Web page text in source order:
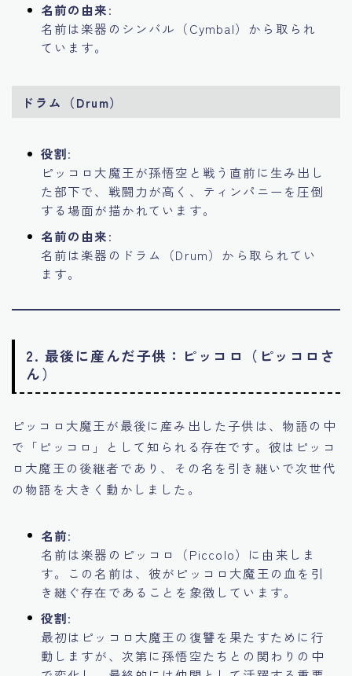
名前の由来:
名前は楽器のシンバル（Cymbal）から取られ
ています。
ドラム（Drum）
役割:
ピッコロ大魔王が孫悟空と戦う直前に生み出し
た部下で、戦闘力が高く、ティンパニーを圧倒
する場面が描かれています。
名前の由来:
名前は楽器のドラム（Drum）から取られてい
ます。
2. 最後に産んだ子供：ピッコロ（ピッコロさ
ん）
ピッコロ大魔王が最後に産み出した子供は、物語の中
で「ピッコロ」として知られる存在です。彼はピッコ
ロ大魔王の後継者であり、その名を引き継いで次世代
の物語を大きく動かしました。
名前:
名前は楽器のピッコロ（Piccolo）に由来しま
す。この名前は、彼がピッコロ大魔王の血を引
き継ぐ存在であることを象徴しています。
役割:
最初はピッコロ大魔王の復讐を果たすために行
動しますが、次第に孫悟空たちとの関わりの中